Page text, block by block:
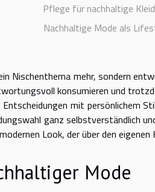
Pflege für nachhaltige
Nachhaltige Mode als
Nischenthema mehr, sondern
konsumieren und
mit persönlichem
ganz selbstverständlich
Look, der über den
Mode